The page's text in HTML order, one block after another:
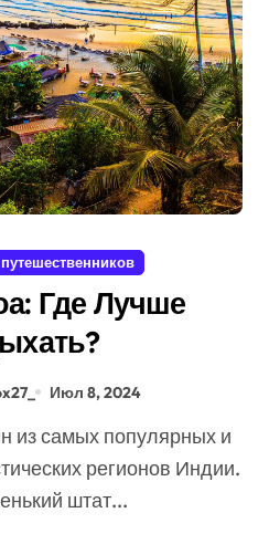
Где Лучше
Июл 8, 2024
регионов Индии.
штат...